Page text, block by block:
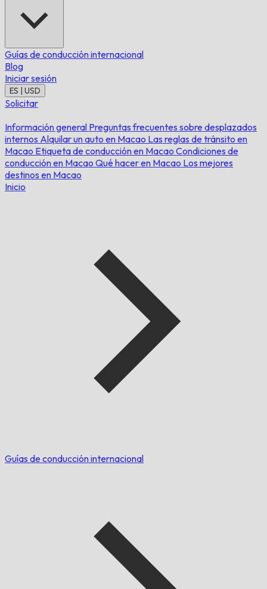
Guías de conducción internacional
Blog
Iniciar sesión
ES | USD
Solicitar
Información general Preguntas frecuentes sobre desplazados
internos Alquilar un auto en Macao Las reglas de tránsito en
Macao Etiqueta de conducción en Macao Condiciones de
conducción en Macao Qué hacer en Macao Los mejores
destinos en Macao
Inicio
Guías de conducción internacional